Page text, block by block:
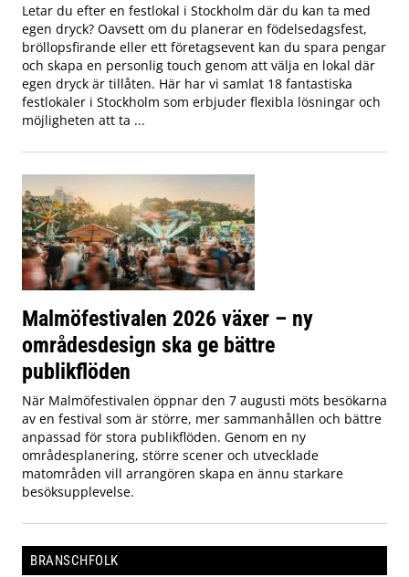
Letar du efter en festlokal i Stockholm där du kan ta med
egen dryck? Oavsett om du planerar en födelsedagsfest,
bröllopsfirande eller ett företagsevent kan du spara pengar
och skapa en personlig touch genom att välja en lokal där
egen dryck är tillåten. Här har vi samlat 18 fantastiska
festlokaler i Stockholm som erbjuder flexibla lösningar och
möjligheten att ta ...
Malmöfestivalen 2026 växer – ny
områdesdesign ska ge bättre
publikflöden
När Malmöfestivalen öppnar den 7 augusti möts besökarna
av en festival som är större, mer sammanhållen och bättre
anpassad för stora publikflöden. Genom en ny
områdesplanering, större scener och utvecklade
matområden vill arrangören skapa en ännu starkare
besöksupplevelse.
BRANSCHFOLK